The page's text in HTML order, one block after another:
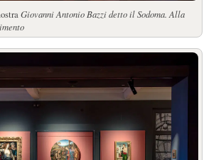
Giovanni Antonio Bazzi detto il Sodoma. Alla